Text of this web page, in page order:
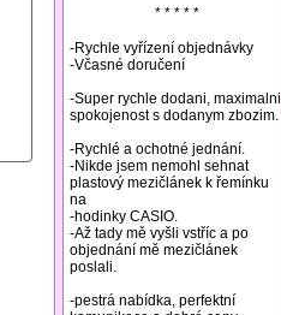
* * * * *
-Rychle vyřízení objednávky
-Včasné doručení
-Super rychle dodani, maximalni
spokojenost s dodanym zbozim.
-Rychlé a ochotné jednání.
-Nikde jsem nemohl sehnat
plastový mezičlánek k řemínku
na
-hodinky CASIO.
-Až tady mě vyšli vstříc a po
objednání mě mezičlánek
poslali.
-pestrá nabídka, perfektní